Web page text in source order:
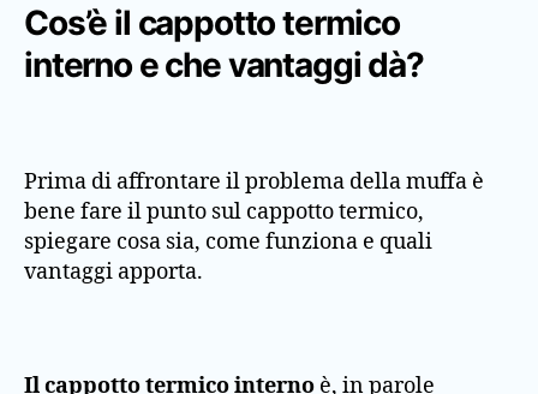
Cos’è il cappotto termico
interno e che vantaggi dà?
Prima di affrontare il problema della muffa è
bene fare il punto sul cappotto termico,
spiegare cosa sia, come funziona e quali
vantaggi apporta.
Il cappotto termico interno è, in parole